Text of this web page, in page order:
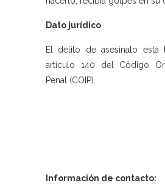
Dato jurídico
El delito de asesinato está
artículo 140 del Código
Penal (COIP).
Información de contacto: